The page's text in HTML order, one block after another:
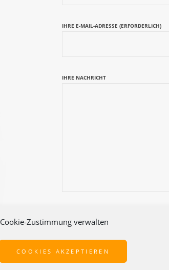
Cookie-Zustimmung verwalten
COOKIES AKZEPTIEREN
IHRE E-MAIL-ADRESSE (ERFORDERLICH)
IHRE NACHRICHT
PLEASE
LEAVE